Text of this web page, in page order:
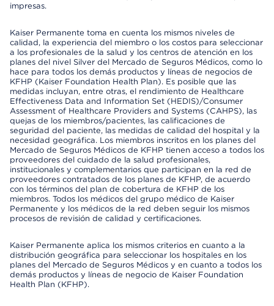
impresas.
Kaiser Permanente toma en cuenta los mismos niveles de
calidad, la experiencia del miembro o los costos para seleccionar
a los profesionales de la salud y los centros de atención en los
planes del nivel Silver del Mercado de Seguros Médicos, como lo
hace para todos los demás productos y líneas de negocios de
KFHP (Kaiser Foundation Health Plan). Es posible que las
medidas incluyan, entre otras, el rendimiento de Healthcare
Effectiveness Data and Information Set (HEDIS)/Consumer
Assessment of Healthcare Providers and Systems (CAHPS), las
quejas de los miembros/pacientes, las calificaciones de
seguridad del paciente, las medidas de calidad del hospital y la
necesidad geográfica. Los miembros inscritos en los planes del
Mercado de Seguros Médicos de KFHP tienen acceso a todos los
proveedores del cuidado de la salud profesionales,
institucionales y complementarios que participan en la red de
proveedores contratados de los planes de KFHP, de acuerdo
con los términos del plan de cobertura de KFHP de los
miembros. Todos los médicos del grupo médico de Kaiser
Permanente y los médicos de la red deben seguir los mismos
procesos de revisión de calidad y certificaciones.
Kaiser Permanente aplica los mismos criterios en cuanto a la
distribución geográfica para seleccionar los hospitales en los
planes del Mercado de Seguros Médicos y en cuanto a todos los
demás productos y líneas de negocio de Kaiser Foundation
Health Plan (KFHP).